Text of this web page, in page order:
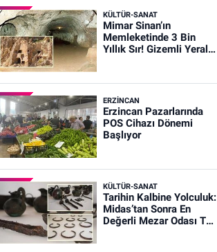
KÜLTÜR-SANAT
Mimar Sinan’ın
Memleketinde 3 Bin
Yıllık Sır! Gizemli Yeraltı
ERZINCAN
Erzincan Pazarlarında
POS Cihazı Dönemi
Başlıyor
KÜLTÜR-SANAT
Tarihin Kalbine Yolculuk:
Midas’tan Sonra En
Değerli Mezar Odası T26